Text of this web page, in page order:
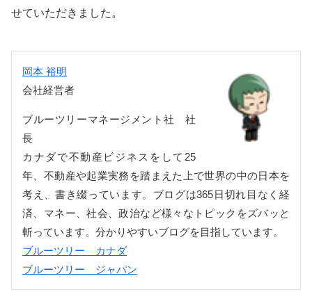
せていただきました。
岡本 裕明
会社経営者
ブルーツリーマネージメント社 社
長
カナダで不動産ビジネスをして25
年、不動産や起業実務を踏まえた上で世界の中の日本を
考え、書き綴っています。ブログは365日切れ目なく経
済、マネー、社会、政治など様々なトピックをズバッと
斬っています。分かりやすいブログを目指しています。
ブルーツリー カナダ
ブルーツリー ジャパン